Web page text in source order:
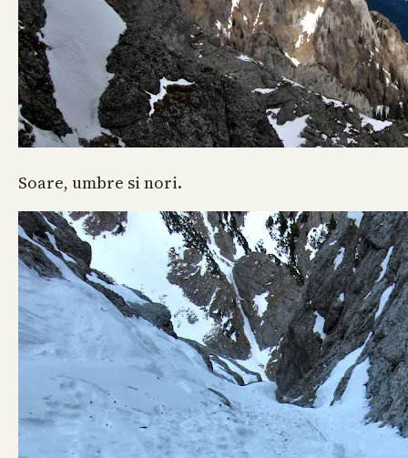
Soare, umbre si nori.